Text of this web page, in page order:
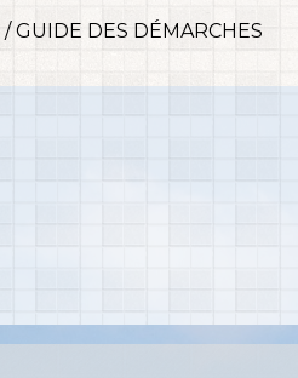
/GUIDE DES DÉMARCHES